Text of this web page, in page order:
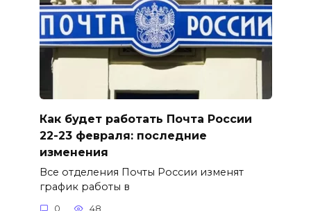
Как будет работать Почта России
22-23 февраля: последние
изменения
Все отделения Почты России изменят
график работы в
0 48